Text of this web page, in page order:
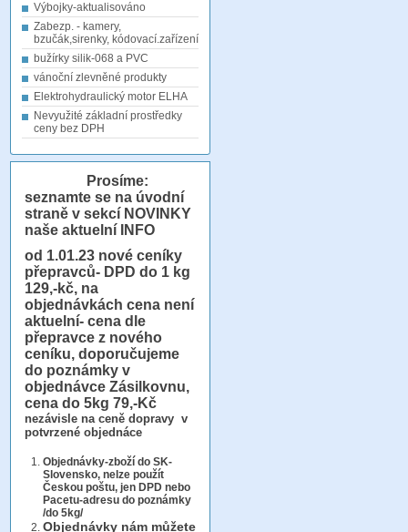
Výbojky-aktualisováno
Zabezp. - kamery,
bzučák,sirenky, kódovací.zařízení
bužírky silik-068 a PVC
vánoční zlevněné produkty
Elektrohydraulický motor ELHA
Nevyužité základní prostředky
ceny bez DPH
Prosíme:
seznamte se na úvodní
straně v sekcí NOVINKY
naše aktuelní INFO
od 1.01.23 nové ceníky
přepravců- DPD do 1 kg
129,-kč, na
objednávkách cena není
aktuelní- cena dle
přepravce z nového
ceníku, doporučujeme
do poznámky v
objednávce Zásilkovnu,
cena do 5kg 79,-Kč
nezávisle na ceně dopravy v
potvrzené objednáce
Objednávky-zboží do SK-
Slovensko, nelze použít
Českou poštu, jen DPD nebo
Pacetu-adresu do poznámky
/do 5kg/
Objednávky nám můžete